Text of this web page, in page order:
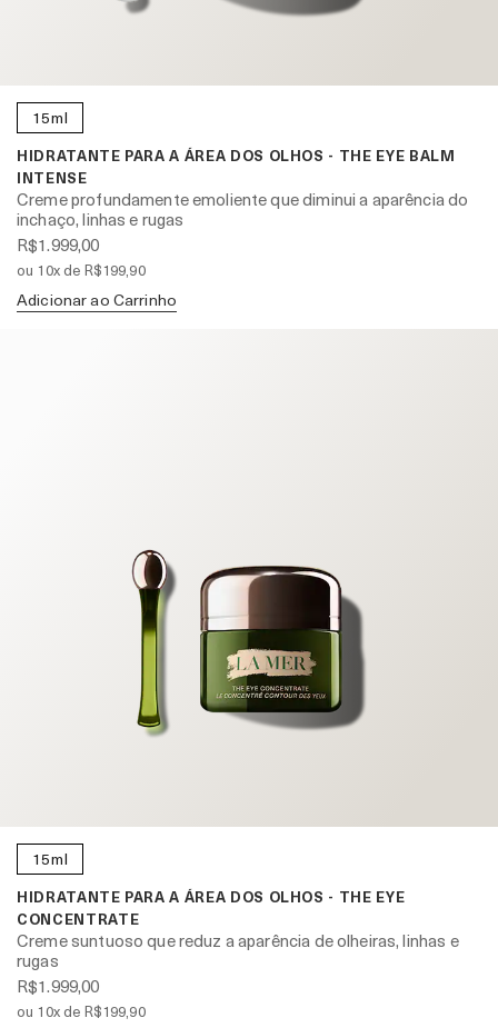
15ml
HIDRATANTE PARA A ÁREA DOS OLHOS - THE EYE BALM
INTENSE
Creme profundamente emoliente que diminui a aparência do
inchaço, linhas e rugas
R$1.999,00
ou 10x de R$199,90
Adicionar ao Carrinho
15ml
HIDRATANTE PARA A ÁREA DOS OLHOS - THE EYE
CONCENTRATE
Creme suntuoso que reduz a aparência de olheiras, linhas e
rugas
R$1.999,00
ou 10x de R$199,90